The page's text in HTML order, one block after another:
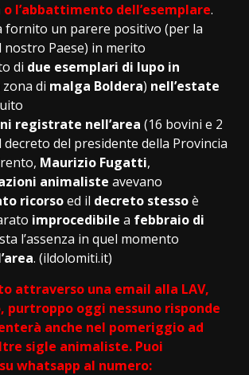
o l’abbattimento dell’esemplare.
fornito un parere positivo (per la
Paese) in merito
di due esemplari di lupo in
di malga Boldera) nell’estate
registrate nell’area (16 bovini e 2
del presidente della Provincia
Maurizio Fugatti,
animaliste avevano
ricorsoed il decreto stessoè
improcedibile a febbraio di
l’assenza in quel momento
. (ildolomiti.it)
attraverso una email alla LAV,
purtroppo oggi nessuno risponde
anche nel pomeriggio ad
sigle animaliste. Puoi
whatsapp al numero: